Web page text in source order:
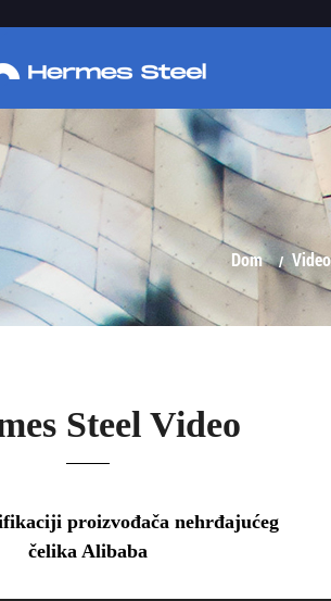
Dom Video
Steel Video
proizvođača nehrđajućeg
čelika Alibaba